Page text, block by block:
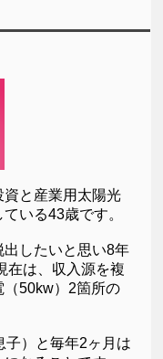
資と産業用太陽光
いる43歳です。
したいと思い8年
在は、収入源を複
（50kw）2箇所の
子）と毎年2ヶ月は